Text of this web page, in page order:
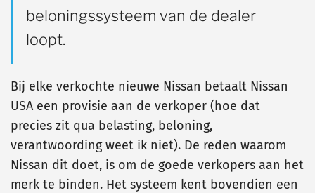
beloningssysteem van de dealer
loopt.
Bij elke verkochte nieuwe Nissan betaalt Nissan
USA een provisie aan de verkoper (hoe dat
precies zit qua belasting, beloning,
verantwoording weet ik niet). De reden waarom
Nissan dit doet, is om de goede verkopers aan het
merk te binden. Het systeem kent bovendien een